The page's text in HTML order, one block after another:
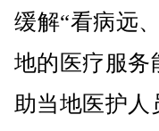
缓解“看病远
地的医疗服务
助当地医护人